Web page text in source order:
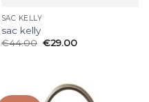
SAC KELLY
sac kelly
€44.00 €29.00